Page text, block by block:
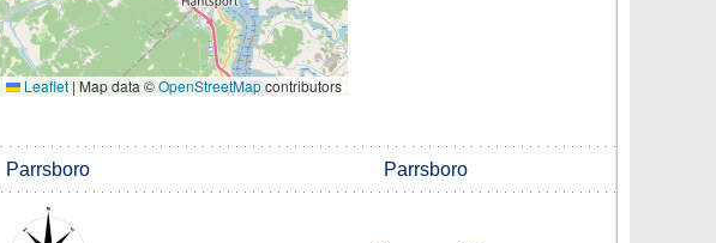
Leaflet | Map data ©OpenStreetMapcontributors
Parrsboro Parrsboro